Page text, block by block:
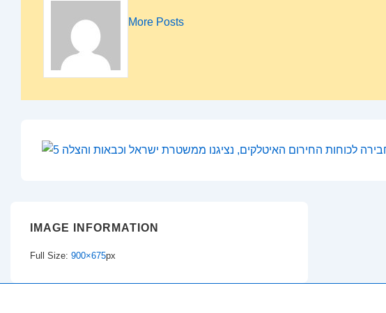
More Posts
IMAGE INFORMATION
Full Size: 900×675px